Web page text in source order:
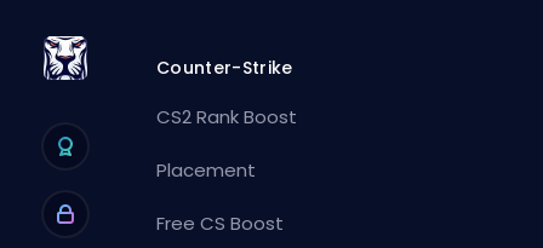
Counter-Strike
CS2 Rank Boost
Placement
Free CS Boost